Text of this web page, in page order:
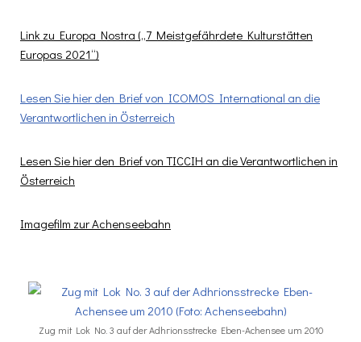
Link zu Europa Nostra („7 Meistgefährdete Kulturstätten
Europas 2021“)
Lesen Sie hier den Brief von ICOMOS International an die
Verantwortlichen in Österreich
Lesen Sie hier den Brief von TICCIH an die Verantwortlichen in
Österreich
Imagefilm zur Achenseebahn
Zug mit Lok No. 3 auf der Adhгionsstrecke Eben-Achensee um 2010